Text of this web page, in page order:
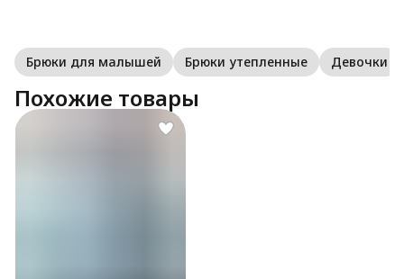
Брюки для малышей Брюки утепленные Девочки
Похожие товары